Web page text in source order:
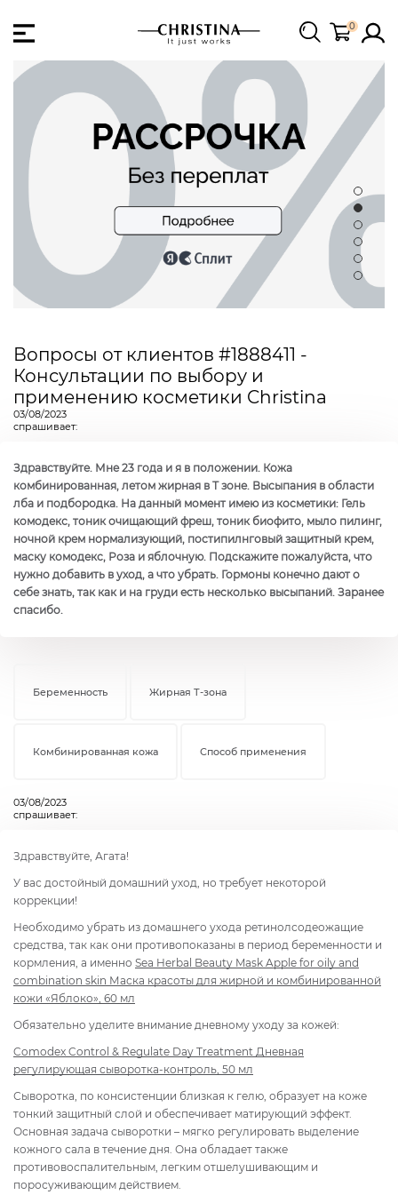
0
Вопросы от клиентов #1888411 -
Консультации по выбору и
применению косметики Christina
03/08/2023
спрашивает:
Здравствуйте. Мне 23 года и я в положении. Кожа
комбинированная, летом жирная в Т зоне. Высыпания в области
лба и подбородка. На данный момент имею из косметики: Гель
комодекс, тоник очищающий фреш, тоник биофито, мыло пилинг,
ночной крем нормализующий, постипилнговый защитный крем,
маску комодекс, Роза и яблочную. Подскажите пожалуйста, что
нужно добавить в уход, а что убрать. Гормоны конечно дают о
себе знать, так как и на груди есть несколько высыпаний. Заранее
спасибо.
Беременность Жирная Т-зона
Комбинированная кожа Способ применения
03/08/2023
спрашивает:
Здравствуйте, Агата!
У вас достойный домашний уход, но требует некоторой
коррекции!
Необходимо убрать из домашнего ухода ретинолсодеожащие
средства, так как они противопоказаны в период беременности и
кормления, а именно Sea Herbal Beauty Mask Apple for oily and
combination skin Маска красоты для жирной и комбинированной
кожи «Яблоко», 60 мл
Обязательно уделите внимание дневному уходу за кожей:
Comodex Control & Regulate Day Treatment Дневная
регулирующая сыворотка-контроль, 50 мл
Сыворотка, по консистенции близкая к гелю, образует на коже
тонкий защитный слой и обеспечивает матирующий эффект.
Основная задача сыворотки – мягко регулировать выделение
кожного сала в течение дня. Она обладает также
противовоспалительным, легким отшелушивающим и
поросуживающим действием.